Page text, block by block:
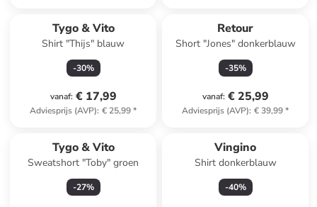
Tygo & Vito
Shirt "Thijs" blauw
-30%
vanaf: € 17,99
Adviesprijs (AVP): € 25,99*
Retour
Short "Jones" donkerblauw
-35%
vanaf: € 25,99
Adviesprijs (AVP): € 39,99*
Tygo & Vito
Sweatshort "Toby" groen
-27%
Vingino
Shirt donkerblauw
-40%